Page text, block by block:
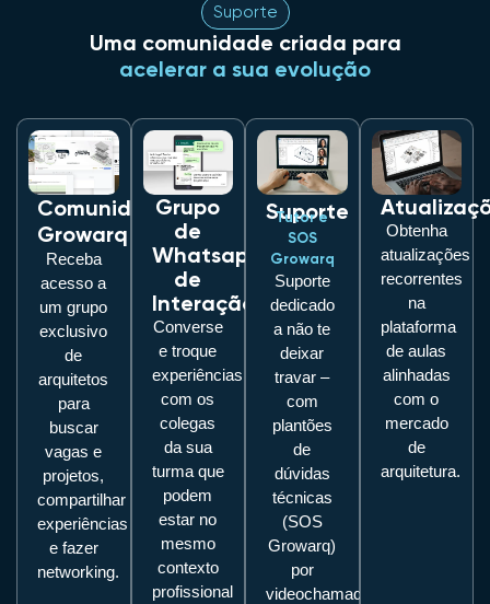
Suporte
Uma comunidade criada para
acelerar a sua evolução
Comunidade
Growarq
Receba
acesso a
um grupo
exclusivo
de
arquitetos
para
buscar
vagas e
projetos,
compartilhar
experiências
e fazer
networking.
Grupo
de
Whatsapp
de
Interação
Converse
e troque
experiências
com os
colegas
da sua
turma que
podem
estar no
mesmo
contexto
profissional
Suporte
Tutor e
SOS
Growarq
Suporte
dedicado
a não te
deixar
travar –
com
plantões
de
dúvidas
técnicas
(SOS
Growarq)
por
videochamada
Obtenha
atualizações
recorrentes
na
plataforma
de aulas
alinhadas
com o
mercado
de
arquitetura.